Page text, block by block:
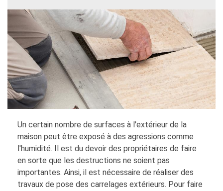
Un certain nombre de surfaces à l'extérieur de la
maison peut être exposé à des agressions comme
l'humidité. Il est du devoir des propriétaires de faire
en sorte que les destructions ne soient pas
importantes. Ainsi, il est nécessaire de réaliser des
travaux de pose des carrelages extérieurs. Pour faire